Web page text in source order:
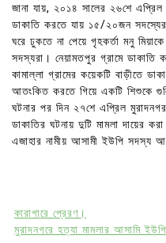
জানা যায়, ২০১৪ সালের ২৬শে এপ্রিল
ডাকাতি করতে যায় ১৫/২০জন
ঘরে ঢুকতে না পেয়ে গৃহকর্তা মনু
সদস্যরা। নেয়ামতপুর গ্রামে ডাকাতি
কামাল্লা গ্রামের কয়েকটি বাড়ীতে
আতংকিত করতে গিয়ে একটি শিশুকে
ঘটনার পর দিন ২৭শে এপ্রিল
ডাকাতির ঘটনায় দুটি মামলা দায়ের
এজাহার নামীয় আসামী ইউপি সদস্য
কারাগারে প্রেরণ।
মুরাদনগরে হত্যা মামলার আসামি